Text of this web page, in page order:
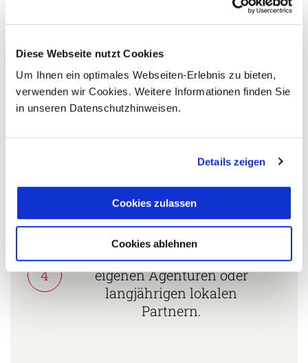
Diese Webseite nutzt Cookies
Um Ihnen ein optimales Webseiten-Erlebnis zu bieten,
verwenden wir Cookies. Weitere Informationen finden Sie
in unseren Datenschutzhinweisen.
Details zeigen
Cookies zulassen
Cookies ablehnen
2
Persönliche Beratung durch
vielgereiste
3
Mehrfach mit
ausgezeichnet und als
nachhaltiges Unternehmen
4
Zusammenarbeit in den
Reiseländern nur mit
eigenen Agenturen oder
langjährigen lokalen
Partnern.